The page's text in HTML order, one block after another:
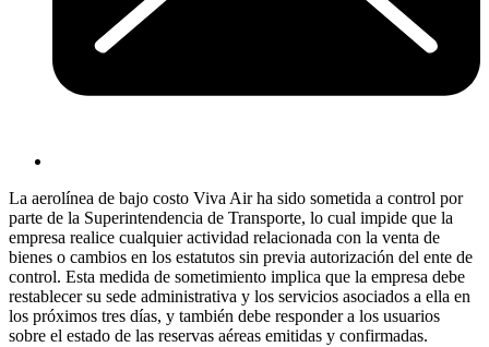
La aerolínea de bajo costo Viva Air ha sido sometida a control por
parte de la Superintendencia de Transporte, lo cual impide que la
empresa realice cualquier actividad relacionada con la venta de
bienes o cambios en los estatutos sin previa autorización del ente de
control. Esta medida de sometimiento implica que la empresa debe
restablecer su sede administrativa y los servicios asociados a ella en
los próximos tres días, y también debe responder a los usuarios
sobre el estado de las reservas aéreas emitidas y confirmadas.